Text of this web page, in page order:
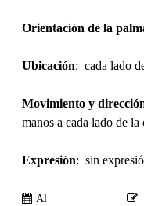
Orientación de la
Ubicación: cada lado
Movimiento y
manos a cada lado de
Expresión: sin
Al